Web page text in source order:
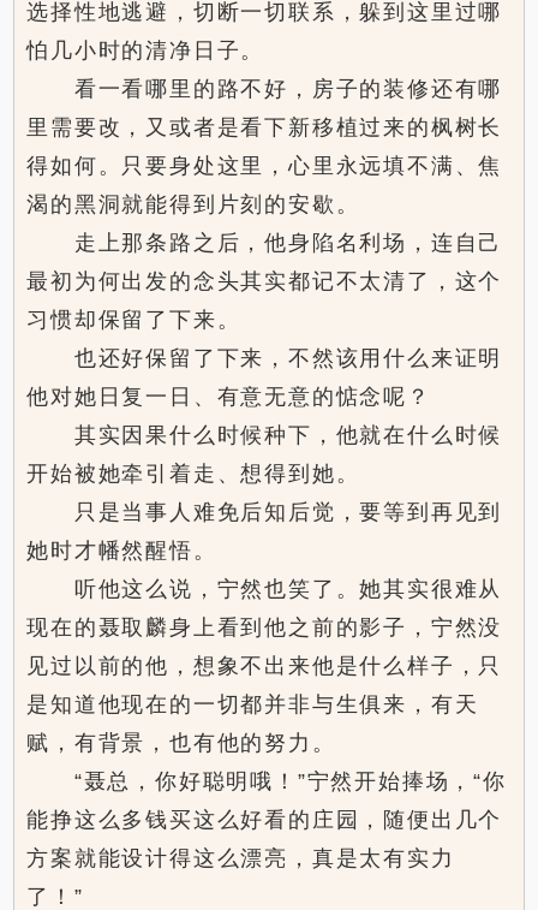
选择性地逃避，切断一切联系，躲到这里过哪
怕几小时的清净日子。
看一看哪里的路不好，房子的装修还有哪
里需要改，又或者是看下新移植过来的枫树长
得如何。只要身处这里，心里永远填不满、焦
渴的黑洞就能得到片刻的安歇。
走上那条路之后，他身陷名利场，连自己
最初为何出发的念头其实都记不太清了，这个
习惯却保留了下来。
也还好保留了下来，不然该用什么来证明
他对她日复一日、有意无意的惦念呢？
其实因果什么时候种下，他就在什么时候
开始被她牵引着走、想得到她。
只是当事人难免后知后觉，要等到再见到
她时才幡然醒悟。
听他这么说，宁然也笑了。她其实很难从
现在的聂取麟身上看到他之前的影子，宁然没
见过以前的他，想象不出来他是什么样子，只
是知道他现在的一切都并非与生俱来，有天
赋，有背景，也有他的努力。
“聂总，你好聪明哦！”宁然开始捧场，“你
能挣这么多钱买这么好看的庄园，随便出几个
方案就能设计得这么漂亮，真是太有实力
了！”